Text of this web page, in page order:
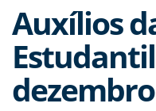
Auxílios